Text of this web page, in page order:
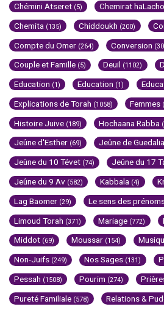
Chémini Atseret (5) Chemirat
Chemita (135) Chiddoukh (200)
Compte du Omer (264) Conversion
Couple et Famille (5) Deuil (1102)
Education (1) Education (1)
Explications de Torah (1058) Femmes
Histoire Juive (189) Hochaana Rabba
Jeûne d'Esther (69) Jeûne de Guedalia
Jeûne du 10 Tévet (74) Jeûne du 17
Jeûne du 9 Av (582) Kabbala (4)
Lag Baomer (29) Le sens des
Limoud Torah (371) Mariage (772)
Middot (69) Moussar (154)
Non-Juifs (249) Nos Sages (131)
Pessah (1508) Pourim (274)
Pureté Familiale (578) Relations &